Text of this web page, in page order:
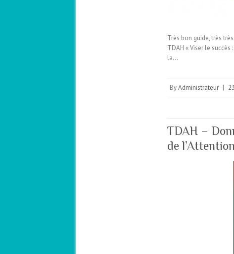
Très bon guide, très
TDAH « Viser le
la…
ByAdministrateur |
TDAH –
de